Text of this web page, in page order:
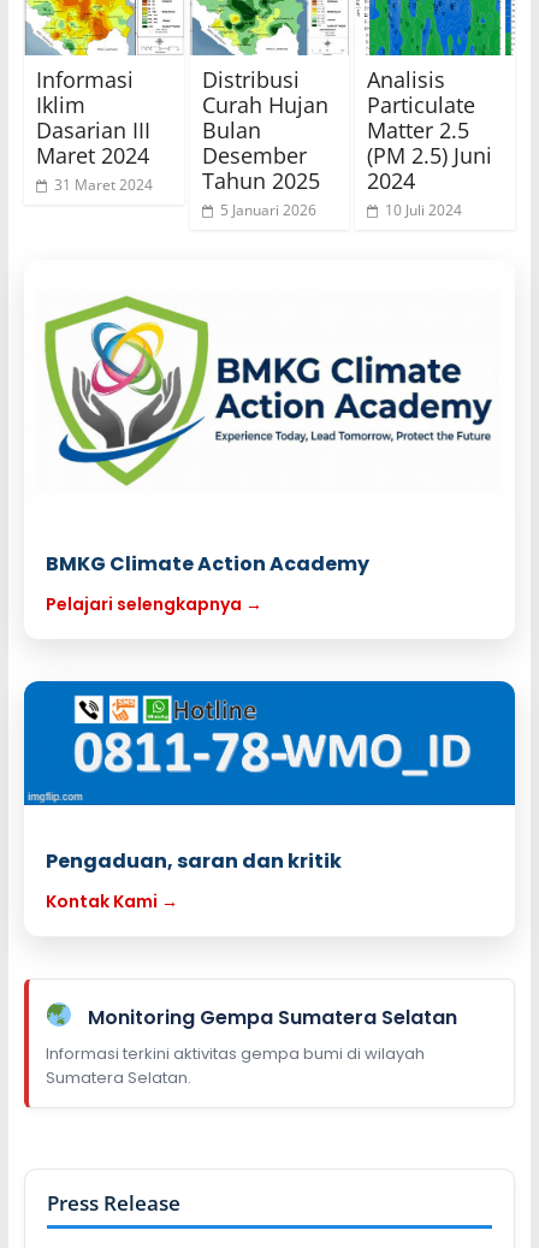
Informasi
Iklim
Dasarian III
Maret 2024
31 Maret 2024
Distribusi
Curah Hujan
Bulan
Desember
Tahun 2025
5 Januari 2026
Analisis
Particulate
Matter 2.5
(PM 2.5) Juni
2024
10 Juli 2024
BMKG Climate Action Academy
Pelajari selengkapnya →
Pengaduan, saran dan kritik
Kontak Kami →
Monitoring Gempa Sumatera Selatan
Informasi terkini aktivitas gempa bumi di wilayah
Sumatera Selatan.
Press Release